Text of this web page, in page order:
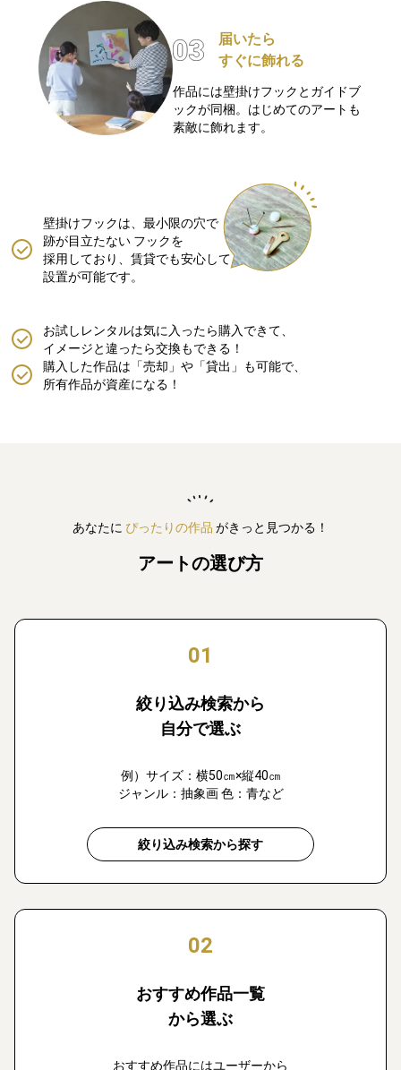
届いたら
すぐに飾れる
作品には壁掛けフックとガイドブ
ックが同梱。はじめてのアートも
素敵に飾れます。
壁掛けフックは、最小限の穴で
跡が目立たない フックを
採用しており、賃貸でも安心して
設置が可能です。
購入した作品は「売却」や「貸出」も可能で、
所有作品が資産になる！
お試しレンタルは気に入ったら購入できて、
イメージと違ったら交換もできる！
あなたに ぴったりの作品 がきっと見つかる！
アートの選び方
01
絞り込み検索から
自分で選ぶ
例）サイズ：横50㎝×縦40㎝
ジャンル：抽象画 色：青など
絞り込み検索から探す
02
おすすめ作品一覧
から選ぶ
おすすめ作品にはユーザーから